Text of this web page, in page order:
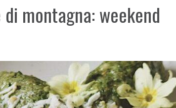
montagna: weekend